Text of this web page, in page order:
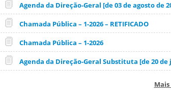
Agenda da Direção-Geral [de 03 de agosto de
Chamada Pública – 1-2026 – RETIFICADO
Chamada Pública – 1-2026
Agenda da Direção-Geral Substituta [de 20 de